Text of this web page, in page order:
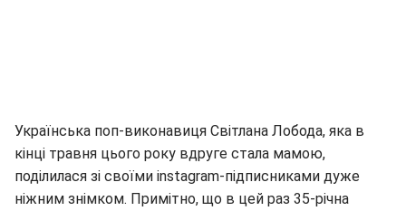
Українська поп-виконавиця Світлана Лобода, яка в
кінці травня цього року вдруге стала мамою,
поділилася зі своїми instagram-підписниками дуже
ніжним знімком. Примітно, що в цей раз 35-річна